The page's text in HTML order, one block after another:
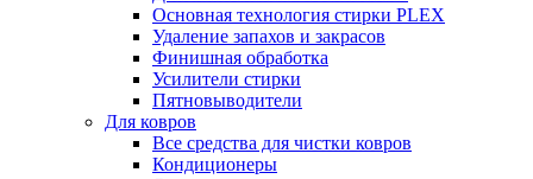
Основная технология стирки PLEX
Удаление запахов и закрасов
Финишная обработка
Усилители стирки
Пятновыводители
Для ковров
Все средства для чистки ковров
Кондиционеры